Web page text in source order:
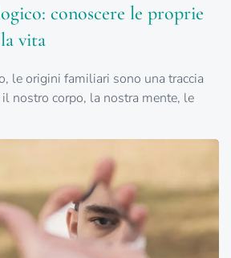
conoscere le proprie
vita
le origini familiari sono una traccia
nostro corpo, la nostra mente, le